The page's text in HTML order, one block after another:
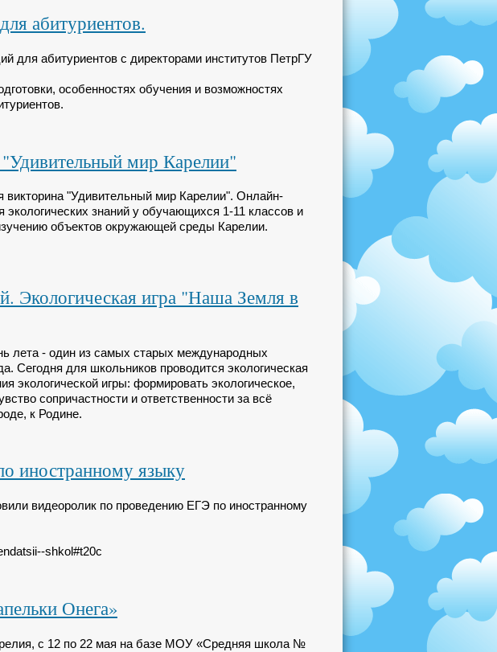
абитуриентов.
для абитуриентов с директорами институтов ПетрГУ
особенностях обучения и возможностях
мир Карелии"
викторина "Удивительный мир Карелии". Онлайн-
знаний у обучающихся 1-11 классов и
объектов окружающей среды Карелии.
Экологическая игра "Наша Земля в
лета ‑ один из самых старых международных
Сегодня для школьников проводится экологическая
экологической игры: формировать экологическое,
сопричастности и ответственности за всё
к Родине.
иностранному языку
видеоролик по проведению ЕГЭ по иностранному
shkol#t20c
Онега»
с 12 по 22 мая на базе МОУ «Средняя школа №